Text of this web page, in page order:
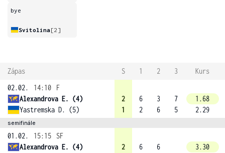
bye
Svitolina[2]
Zápas S 1 2 3
Kurs
02.02.
14:10
F
Alexandrova E. (4)
Yastremska D. (5)
2
1
6
2
3
6
7
5
1.68
2.29
semifinále
01.02. 15:15
SF
Alexandrova E. (4)
2
6
6
3.30